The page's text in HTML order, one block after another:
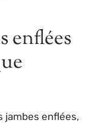
enflées
jambes enflées,